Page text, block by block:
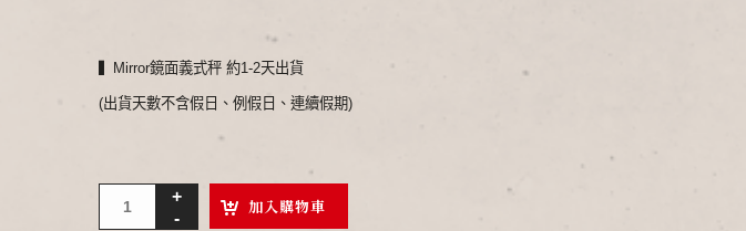
▍Mirror鏡面義式秤 約1-2天出貨
(出貨天數不含假日、例假日、連續假期)
加入購物車